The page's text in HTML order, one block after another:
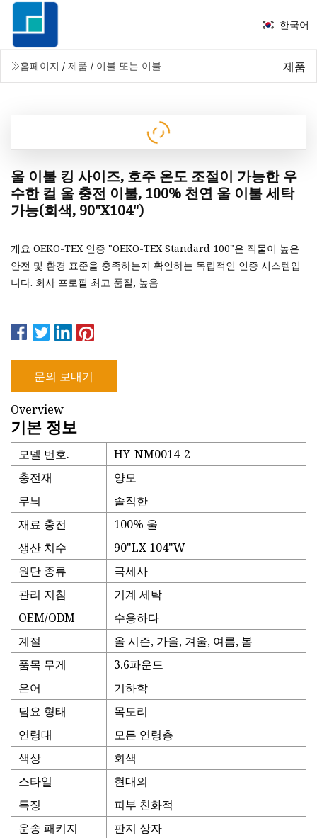
한국어
홈페이지 / 제품 / 이불 또는 이불 제품
울 이불 킹 사이즈, 호주 온도 조절이 가능한 우
수한 컬 울 충전 이불, 100% 천연 울 이불 세탁
가능(회색, 90"X104")
개요 OEKO-TEX 인증 "OEKO-TEX Standard 100"은 직물이 높은
안전 및 환경 표준을 충족하는지 확인하는 독립적인 인증 시스템입
니다. 회사 프로필 최고 품질, 높음
문의 보내기
Overview
기본 정보
모델 번호.
HY-NM0014-2
충전재
양모
무늬
솔직한
재료 충전
100% 울
생산 치수
90"LX 104"W
원단 종류
극세사
관리 지침
기계 세탁
OEM/ODM
수용하다
계절
올 시즌, 가을, 겨울, 여름, 봄
품목 무게
3.6파운드
은어
기하학
담요 형태
목도리
연령대
모든 연령층
색상
회색
스타일
현대의
특징
피부 친화적
운송 패키지
판지 상자